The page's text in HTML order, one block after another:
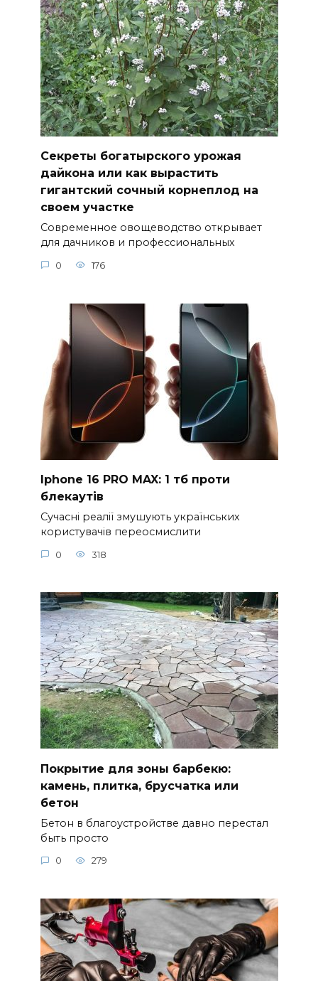
Секреты богатырского урожая
дайкона или как вырастить
гигантский сочный корнеплод на
своем участке
Современное овощеводство открывает
для дачников и профессиональных
0 176
Iphone 16 PRO MAX: 1 тб проти
блекаутів
Сучасні реалії змушують українських
користувачів переосмислити
0 318
Покрытие для зоны барбекю:
камень, плитка, брусчатка или
бетон
Бетон в благоустройстве давно перестал
быть просто
0 279